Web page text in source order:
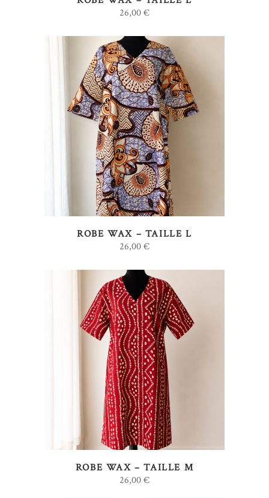
26,00€
AJOUTER AU PANIER
ROBE WAX – TAILLE L
26,00€
AJOUTER AU PANIER
ROBE WAX – TAILLE M
26,00€